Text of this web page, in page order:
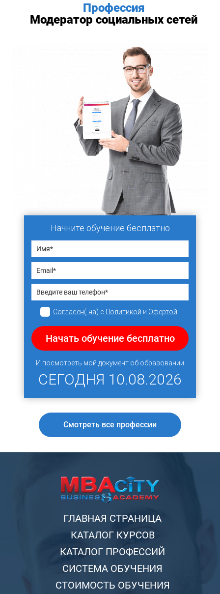
Профессия
Модератор социальных сетей
Начните обучение бесплатно
Согласен(-на) с Политикой и Офертой
Начать обучение бесплатно
И посмотреть мой документ об образовании
СЕГОДНЯ 10.08.2026
Смотреть все профессии
ГЛАВНАЯ СТРАНИЦА
КАТАЛОГ КУРСОВ
КАТАЛОГ ПРОФЕССИЙ
СИСТЕМА ОБУЧЕНИЯ
СТОИМОСТЬ ОБУЧЕНИЯ